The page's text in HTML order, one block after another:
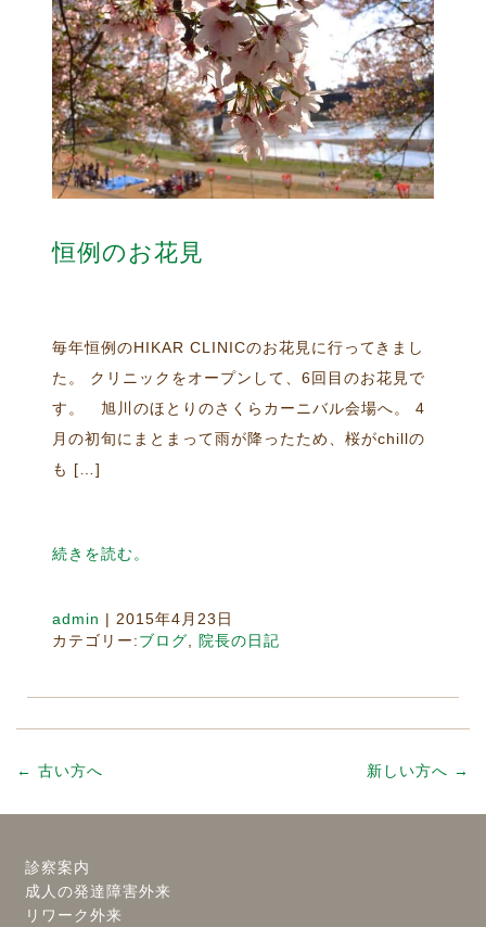
恒例のお花見
毎年恒例のHIKAR CLINICのお花見に行ってきまし
た。 クリニックをオープンして、6回目のお花見で
す。 旭川のほとりのさくらカーニバル会場へ。 4
月の初旬にまとまって雨が降ったため、桜がchillの
も […]
続きを読む。
admin | 2015年4月23日
カテゴリー:ブログ 院長の日記
← 古い方へ 新しい方へ →
診察案内
成人の発達障害外来
リワーク外来